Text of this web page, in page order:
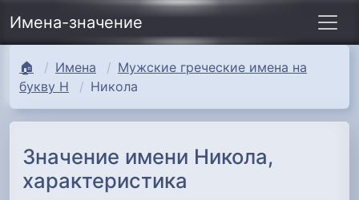
Имена-значение
🏠 Имена
Мужские греческие имена на
букву Н
Никола
Значение имени Никола,
характеристика